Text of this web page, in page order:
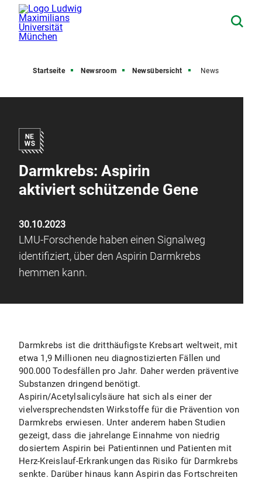
Startseite Newsroom Newsübersicht News
Darmkrebs: Aspirin
aktiviert schützende Gene
30.10.2023
LMU-Forschende haben einen Signalweg
identifiziert, über den Aspirin Darmkrebs
hemmen kann.
Darmkrebs ist die dritthäufigste Krebsart weltweit, mit
etwa 1,9 Millionen neu diagnostizierten Fällen und
900.000 Todesfällen pro Jahr. Daher werden präventive
Substanzen dringend benötigt.
Aspirin/Acetylsalicylsäure hat sich als einer der
vielversprechendsten Wirkstoffe für die Prävention von
Darmkrebs erwiesen. Unter anderem haben Studien
gezeigt, dass die jahrelange Einnahme von niedrig
dosiertem Aspirin bei Patientinnen und Patienten mit
Herz-Kreislauf-Erkrankungen das Risiko für Darmkrebs
senkte. Darüber hinaus kann Aspirin das Fortschreiten